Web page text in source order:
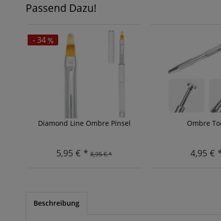
Passend Dazu!
- 34
Diamond Line Ombre Pinsel
5,95 € * 8,95 € *
Ombre
4,95 €
Beschreibung